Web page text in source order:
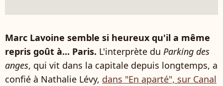
Marc Lavoine semble si heureux qu'il a même
repris goût à... Paris. L'interprète du Parking des
anges, qui vit dans la capitale depuis longtemps, a
confié à Nathalie Lévy, dans "En aparté", sur Canal